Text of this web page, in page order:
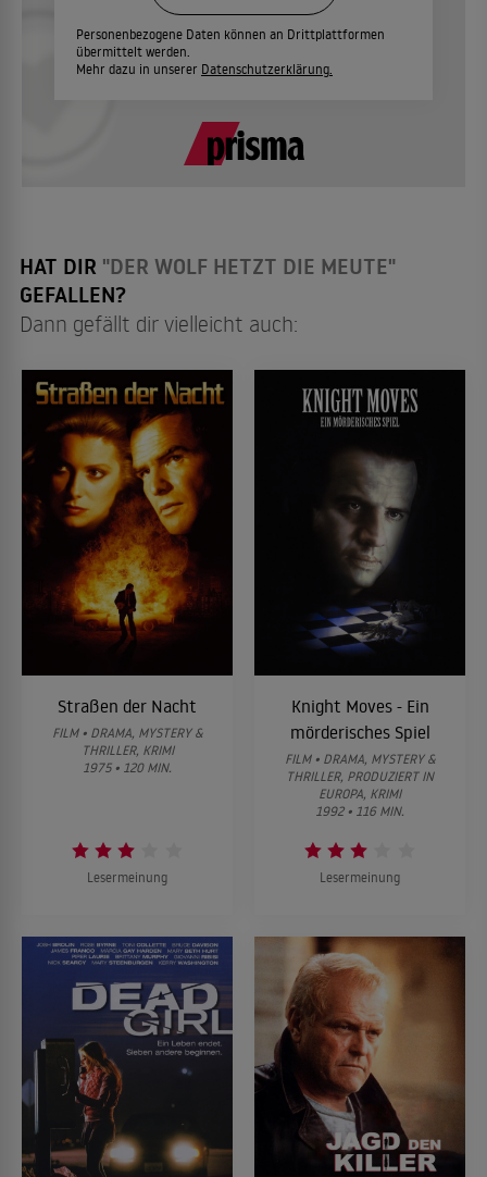
Personenbezogene Daten können an Drittplattformen
übermittelt werden.
Mehr dazu in unserer Datenschutzerklärung.
HAT DIR "DER WOLF HETZT DIE MEUTE"
GEFALLEN?
Dann gefällt dir vielleicht auch:
Straßen der Nacht
FILM • DRAMA, MYSTERY &
THRILLER, KRIMI
1975 • 120 MIN.
Lesermeinung
Knight Moves - Ein
mörderisches Spiel
FILM • DRAMA, MYSTERY &
THRILLER, PRODUZIERT IN
EUROPA, KRIMI
1992 • 116 MIN.
Lesermeinung